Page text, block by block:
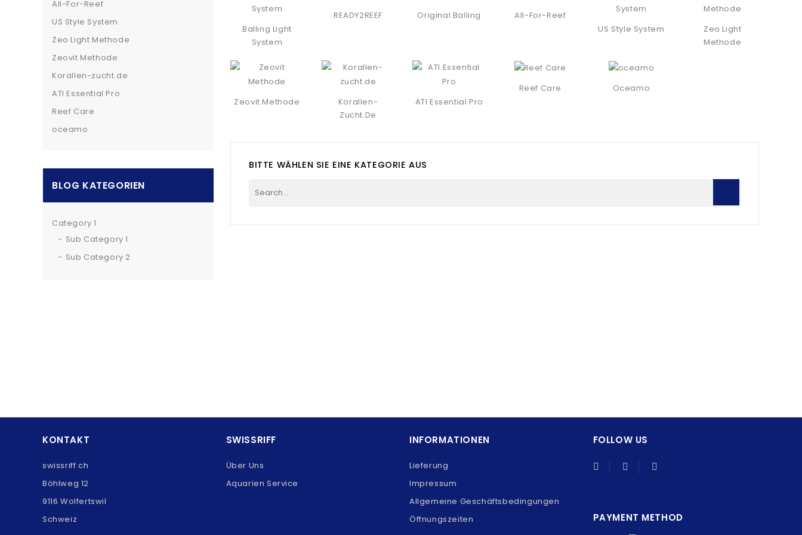
All-For-Reef
US Style System
Zeo Light Methode
Zeovit Methode
Korallen-zucht.de
ATI Essential Pro
Reef Care
oceamo
BLOG KATEGORIEN
Category 1
Sub Category 1
Sub Category 2
Balling Light
System
READY2REEF Original Balling
All-For-Reef
US Style System
Zeo Light
Methode
Zeovit Methode
Korallen-
Zucht.de
ATI Essential Pro
Reef Care Oceamo
BITTE WÄHLEN SIE EINE KATEGORIE AUS
KONTAKT
swissriff.ch
Böhlweg 12
9116 Wolfertswil
Schweiz
SWISSRIFF
Über Uns
Aquarien Service
INFORMATIONEN
Lieferung
Impressum
Allgemeine Geschäftsbedingungen
Öffnungszeiten
FOLLOW US
PAYMENT METHOD